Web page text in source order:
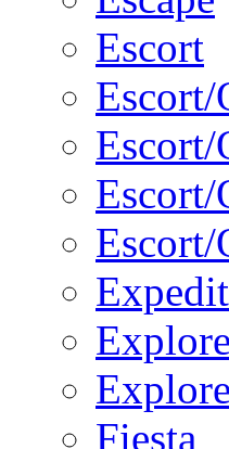
Escort
Fiesta